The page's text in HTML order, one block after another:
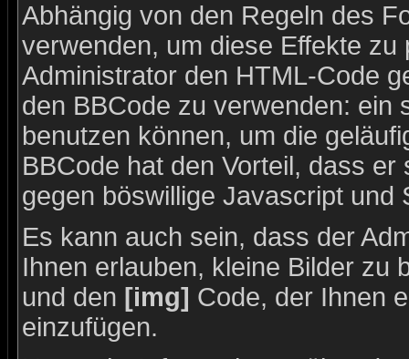
Abhängig von den Regeln des
verwenden, um diese Effekte
Administrator den HTML-Code
den BBCode zu verwenden: ein
benutzen können, um die
BBCode hat den Vorteil, dass
gegen böswillige Javascript und
Es kann auch sein, dass der
Ihnen erlauben, kleine Bilder zu
und den [img] Code, der Ihnen
einzufügen.